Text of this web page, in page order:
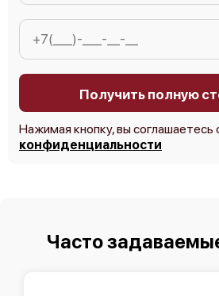
Получить полную
Нажимая кнопку, вы соглашаетесь
конфиденциальности
Часто